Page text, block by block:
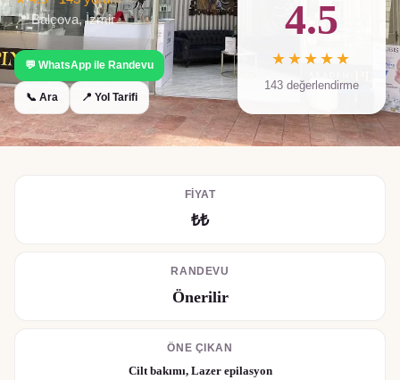
📍Balçova,İzmir
💬 WhatsApp ile Randevu
📞 Ara 📍 Yol Tarifi
4.5
★★★★★
143 değerlendirme
FIYAT
₺₺
RANDEVU
Önerilir
ÖNE ÇIKAN
Cilt bakımı, Lazer epilasyon